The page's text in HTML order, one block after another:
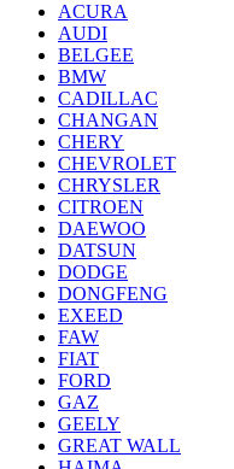
ACURA
AUDI
BELGEE
BMW
CADILLAC
CHANGAN
CHERY
CHEVROLET
CHRYSLER
CITROEN
DAEWOO
DATSUN
DODGE
DONGFENG
EXEED
FAW
FIAT
FORD
GAZ
GEELY
GREAT WALL